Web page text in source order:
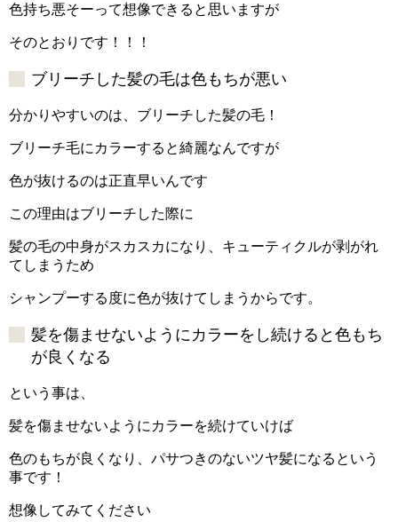
色持ち悪そーって想像できると思いますが
そのとおりです！！！
ブリーチした髪の毛は色もちが悪い
分かりやすいのは、ブリーチした髪の毛！
ブリーチ毛にカラーすると綺麗なんですが
色が抜けるのは正直早いんです
この理由はブリーチした際に
髪の毛の中身がスカスカになり、キューティクルが剥がれ
てしまうため
シャンプーする度に色が抜けてしまうからです。
髪を傷ませないようにカラーをし続けると色もち
が良くなる
という事は、
髪を傷ませないようにカラーを続けていけば
色のもちが良くなり、パサつきのないツヤ髪になるという
事です！
想像してみてください